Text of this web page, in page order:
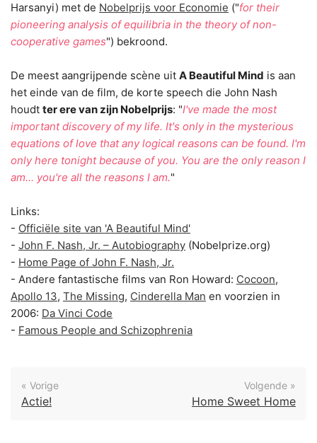
Harsanyi) met de Nobelprijs voor Economie ("for their
pioneering analysis of equilibria in the theory of non-
cooperative games") bekroond.
De meest aangrijpende scène uit A Beautiful Mind is aan
het einde van de film, de korte speech die John Nash
houdt ter ere van zijn Nobelprijs: "I've made the most
important discovery of my life. It's only in the mysterious
equations of love that any logical reasons can be found. I'm
only here tonight because of you. You are the only reason I
am... you're all the reasons I am."
Links:
- Officiële site van 'A Beautiful Mind'
- John F. Nash, Jr. – Autobiography (Nobelprize.org)
- Home Page of John F. Nash, Jr.
- Andere fantastische films van Ron Howard: Cocoon,
Apollo 13, The Missing, Cinderella Man en voorzien in
2006: Da Vinci Code
- Famous People and Schizophrenia
« Vorige
Actie!
Volgende »
Home Sweet Home